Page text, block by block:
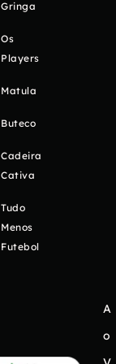
Gringa
Os
Players
Matula
Buteco
Cadeira
Cativa
Tudo
Menos
Futebol
A
o